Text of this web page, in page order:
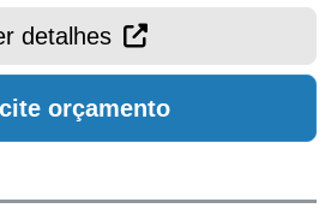
detalhes
orçamento